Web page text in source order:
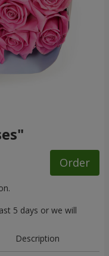
Order
5 days or we will
Description